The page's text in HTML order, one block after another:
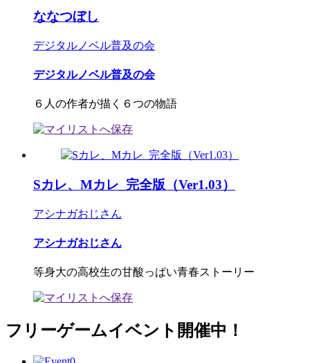
ななつぼし
デジタルノベル普及の会
デジタルノベル普及の会
６人の作者が描く６つの物語
Sカレ、Mカレ_完全版（Ver1.03）
アシナガおじさん
アシナガおじさん
等身大の高校生の甘酸っぱい青春ストーリー
フリーゲームイベント開催中！